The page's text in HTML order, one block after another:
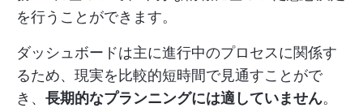
を行うことができます。
ダッシュボードは主に進行中のプロセスに関係す
るため、現実を比較的短時間で見通すことがで
き、 長期的なプランニングには適していません。